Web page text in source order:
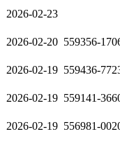
2026-02-23
2026-02-20 559356-
2026-02-19 559436-
2026-02-19 559141-
2026-02-19 556981-